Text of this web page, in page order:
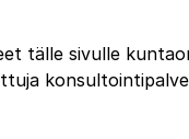
tälle sivulle